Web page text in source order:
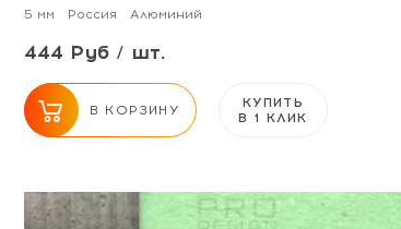
5 мм Россия Алюминий
444 Руб / шт.
В КОРЗИНУ
КУПИТЬ
В 1 КЛИК